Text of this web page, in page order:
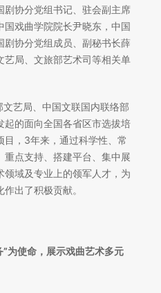
剧协分党组书记、驻会副主席
戏曲学院院长尹晓东，中国
剧协分党组成员、副秘书长薛
艺局、文旅部艺术司等相关单
文艺局、中国文联国内联络部
起的面向全国各省区市选拔培
目，3年来，通过科学性、常
重点支持、搭建平台、集中展
领域及专业上的领军人才，为
出了积极贡献。
为使命，展示戏曲艺术多元